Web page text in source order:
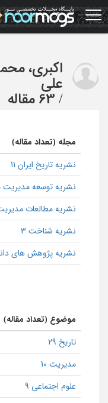
Skip
to
main
اکبری،
علی
/ 63 مقاله
مجله (تعداد مقاله)
نشریه تاریخ ایران 11
نشریه توسعه مدیریت
نشریه مطالعات مدیریت
نشریه شناخت 3
نشریه پژوهش های
موضوع (تعداد مقاله)
تاریخ 29
مدیریت 10
علوم اجتماعی 9